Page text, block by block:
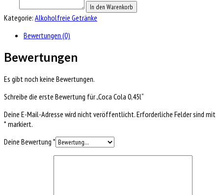
In den Warenkorb
Kategorie: Alkoholfreie Getränke
Bewertungen (0)
Bewertungen
Es gibt noch keine Bewertungen.
Schreibe die erste Bewertung für „Coca Cola 0,45l“
Deine E-Mail-Adresse wird nicht veröffentlicht.Erforderliche Felder sind mit
*markiert.
Deine Bewertung *